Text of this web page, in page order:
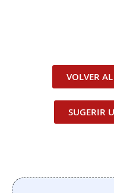
VOLVER
SUGERIR